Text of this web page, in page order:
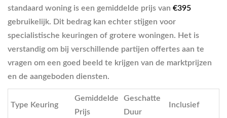
standaard woning is een gemiddelde prijs van €395
gebruikelijk. Dit bedrag kan echter stijgen voor
specialistische keuringen of grotere woningen. Het is
verstandig om bij verschillende partijen offertes aan te
vragen om een goed beeld te krijgen van de marktprijzen
en de aangeboden diensten.
Type Keuring
Gemiddelde
Prijs
Geschatte
Duur
Inclusief